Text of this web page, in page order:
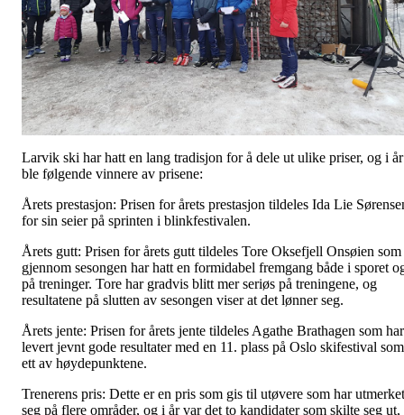
Larvik ski har hatt en lang tradisjon for å dele ut ulike priser, og i år
ble følgende vinnere av prisene:
Årets prestasjon: Prisen for årets prestasjon tildeles Ida Lie
for sin seier på sprinten i blinkfestivalen.
Årets gutt: Prisen for årets gutt tildeles Tore Oksefjell Onsøien som
gjennom sesongen har hatt en formidabel fremgang både i sporet
på treninger. Tore har gradvis blitt mer seriøs på treningene, og
resultatene på slutten av sesongen viser at det lønner seg.
Årets jente: Prisen for årets jente tildeles Agathe Brathagen som har
levert jevnt gode resultater med en 11. plass på Oslo skifestival som
ett av høydepunktene.
Trenerens pris: Dette er en pris som gis til utøvere som har utmerket
seg på flere områder, og i år var det to kandidater som skilte seg ut,